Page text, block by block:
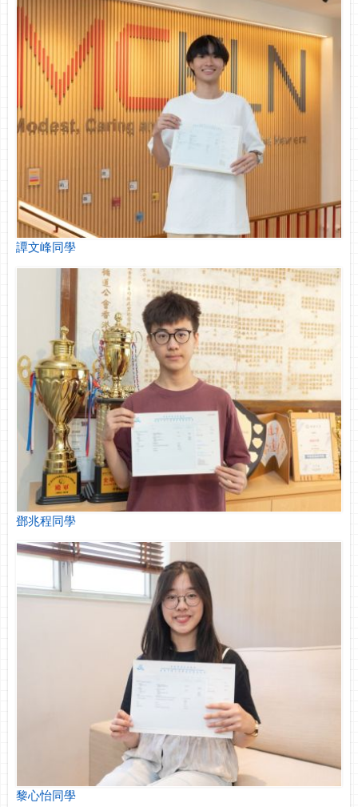
譚文峰同學
鄧兆程同學
黎心怡同學